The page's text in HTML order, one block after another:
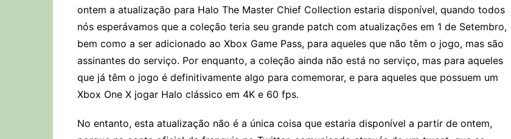
ontem a atualização para Halo The Master Chief Collection estaria disponível, quando todos
nós esperávamos que a coleção teria seu grande patch com atualizações em 1 de Setembro,
bem como a ser adicionado ao Xbox Game Pass, para aqueles que não têm o jogo, mas são
assinantes do serviço. Por enquanto, a coleção ainda não está no serviço, mas para aqueles
que já têm o jogo é definitivamente algo para comemorar, e para aqueles que possuem um
Xbox One X jogar Halo clássico em 4K e 60 fps.
No entanto, esta atualização não é a única coisa que estaria disponível a partir de ontem,